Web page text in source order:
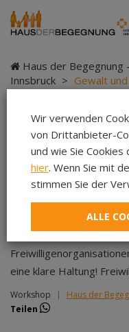
Haus der Begegnung
Innsbruck > Gewalt
Gewalt
der
eine klare Haltung!
Workshop | Haus der
Teilen
Wir verwenden
von Drittanbieter-
und wie Sie
hier. Wenn Sie mit
stimmen Sie der
ALLE